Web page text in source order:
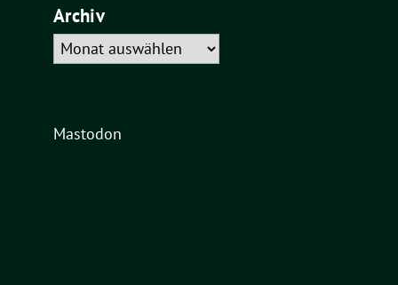
Archiv
Archiv
Mastodon